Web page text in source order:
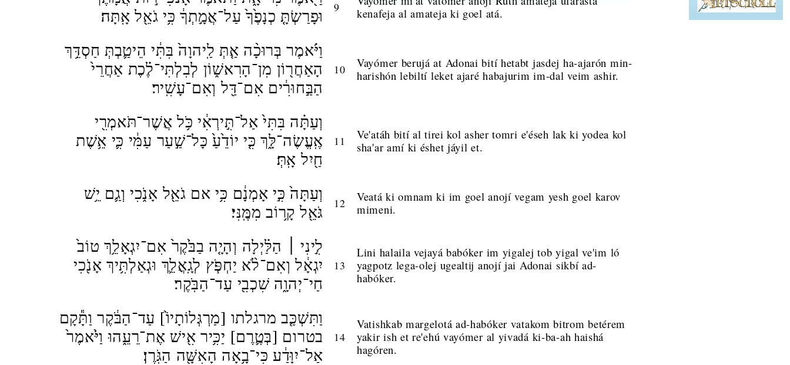
וּפָרַשְׂתָּ֤ כְנָפֶ֙ךָ֙ עַל־אֲמָ֣תְךָ֔ כִּ֥י גֹאֵ֖ל אָֽתָּה׃
9
kenafeja al amateja ki goel atá.
וַיֹּ֗אמֶר בְּרוּכָ֨ה אַ֤תְּ לַֽיהוָה֙ בִּתִּ֔י הֵיטַ֛בְתְּ חַסְדֵּ֥ךְ
הָאַחֲר֖וֹן מִן־הָרִאשׁ֑וֹן לְבִלְתִּי־לֶ֗כֶת אַחֲרֵי֙
הַבַּ֣חוּרִ֔ים אִם־דַּ֖ל וְאִם־עָשִֽׁיר׃
10
Vayómer berujá at Adonai bití hetabt jasdej ha-ajarón min-
harishón lebiltí leket ajaré habajurim im-dal veim ashir.
וְעַתָּ֗ה בִּתִּי֙ אַל־תִּ֣ירְאִ֔י כֹּ֥ל אֲשֶׁר־תֹּאמְרִ֖י
אֶֽעֱשֶׂה־לָּ֑ךְ כִּ֤י יוֹדֵ֙עַ֙ כָּל־שַׁ֣עַר עַמִּ֔י כִּ֛י אֵ֥שֶׁת
חַ֖יִל אָֽתְּ׃
11
Ve'atáh bití al tirei kol asher tomri e'éseh lak ki yodea kol
sha'ar amí ki éshet jáyil et.
וְעַתָּה֙ כִּ֣י אָמְנָ֔ם כִּ֥י אם גֹאֵ֖ל אָנֹ֑כִי וְגַ֛ם יֵ֥שׁ
גֹּאֵ֖ל קָר֥וֹב מִמֶּֽנִּי׃
12
Veatá ki omnam ki im goel anojí vegam yesh goel karov
mimeni.
לִ֣ינִי ׀ הַלַּ֗יְלָה וְהָיָ֤ה בַבֹּ֙קֶר֙ אִם־יִגְאָלֵ֥ךְ טוֹב֙
יִגְאָ֔ל וְאִם־לֹ֨א יַחְפֹּ֧ץ לְגָֽאֳלֵ֛ךְ וּגְאַלְתִּ֥יךְ אָנֹ֖כִי
חַי־יְהוָ֑ה שִׁכְבִ֖י עַד־הַבֹּֽקֶר׃
13
Lini halaila vejayá babóker im yigalej tob yigal ve'im ló
yagpotz lega-olej ugealtij anojí jai Adonai sikbí ad-
habóker.
וַתִּשְׁכַּ֤ב מרגלתו [מַרְגְּלוֹתָיוֹ֙] עַד־הַבֹּ֔קֶר וַתָּ֕קָם
בטרום [בְּטֶ֛רֶם] יַכִּ֥יר אִ֖ישׁ אֶת־רֵעֵ֑הוּ וַיֹּ֙אמֶר֙
אַל־יִוָּדַ֔ע כִּי־בָ֥אָה הָאִשָּׁ֖ה הַגֹּֽרֶן׃
14
Vatishkab margelotá ad-habóker vatakom bitrom betérem
yakir ish et re'ehú vayómer al yivadá ki-ba-ah haishá
hagóren.